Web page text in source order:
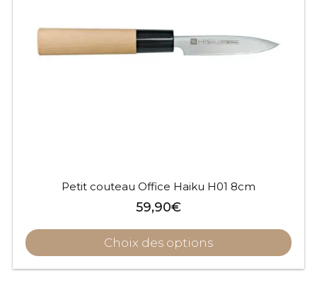
Petit couteau Office Haiku H01 8cm
59,90€
Choix des options